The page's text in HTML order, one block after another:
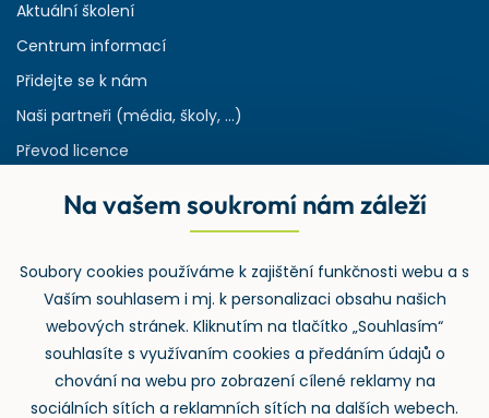
Aktuální školení
Centrum informací
Přidejte se k nám
Naši partneři (média, školy, ...)
Převod licence
Rejstřík používaných zkratek v odpadech
Zpětný odběr
Na vašem soukromí nám záleží
Soubory cookies používáme k zajištění funkčnosti webu a s
Vaším souhlasem i mj. k personalizaci obsahu našich
webových stránek. Kliknutím na tlačítko „Souhlasím“
souhlasíte s využívaním cookies a předáním údajů o
chování na webu pro zobrazení cílené reklamy na
sociálních sítích a reklamních sítích na dalších webech.